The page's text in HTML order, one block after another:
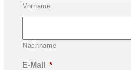
Vorname
Nachname
E-Mail *